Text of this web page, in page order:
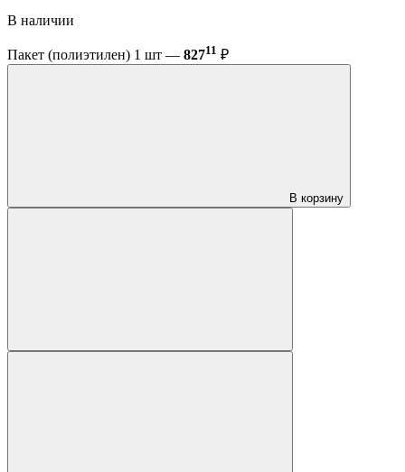
В наличии
Пакет (полиэтилен) 1 шт — 82711 ₽
В корзину